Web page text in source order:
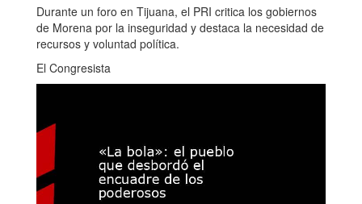
Durante un foro en Tijuana, el PRI critica los gobiernos
de Morena por la inseguridad y destaca la necesidad de
recursos y voluntad política.
El Congresista